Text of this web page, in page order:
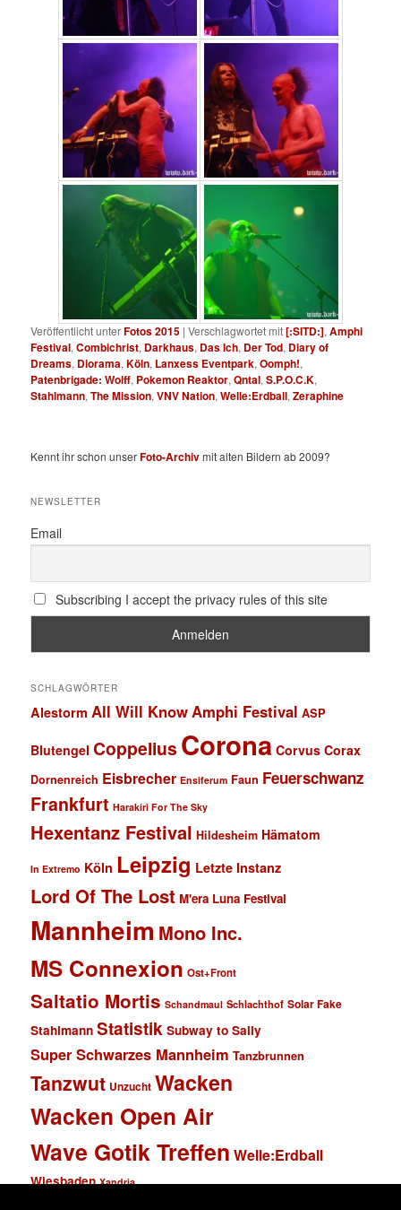
Veröffentlicht unterFotos 2015 |Verschlagwortet mit[:SITD:],Amphi
Festival,Combichrist, Darkhaus, Das Ich, Der Tod, Diary of
Dreams, Diorama,Köln, Lanxess Eventpark,Oomph!,
Patenbrigade: Wolff, Pokemon Reaktor,Qntal,S.P.O.C.K,
Stahlmann,The Mission,VNV Nation,Welle:Erdball,Zeraphine
Kennt ihr schon unserFoto-Archivmit alten Bildern ab 2009?
NEWSLETTER
Email
Subscribing I accept the privacy rules of this site
SCHLAGWÖRTER
Alestorm All Will KnowAmphi Festival ASP
Blutengel Coppelius Corona Corvus Corax
Dornenreich Eisbrecher Ensiferum Faun Feuerschwanz
Frankfurt Harakiri For The Sky
Hexentanz Festival Hildesheim Hämatom
In Extremo Köln Leipzig Letzte Instanz
Lord Of The Lost M'era Luna Festival
Mannheim Mono Inc.
MS Connexion Ost+Front
Saltatio Mortis Schandmaul Schlachthof Solar Fake
Stahlmann Statistik Subway to Sally
Super Schwarzes Mannheim Tanzbrunnen
Tanzwut Unzucht Wacken
Wacken Open Air
Wave Gotik Treffen Welle:Erdball
Wiesbaden Xandria